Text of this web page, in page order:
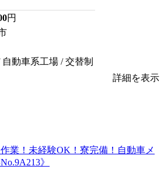
円
動車系工場 / 交替制
詳細を表示